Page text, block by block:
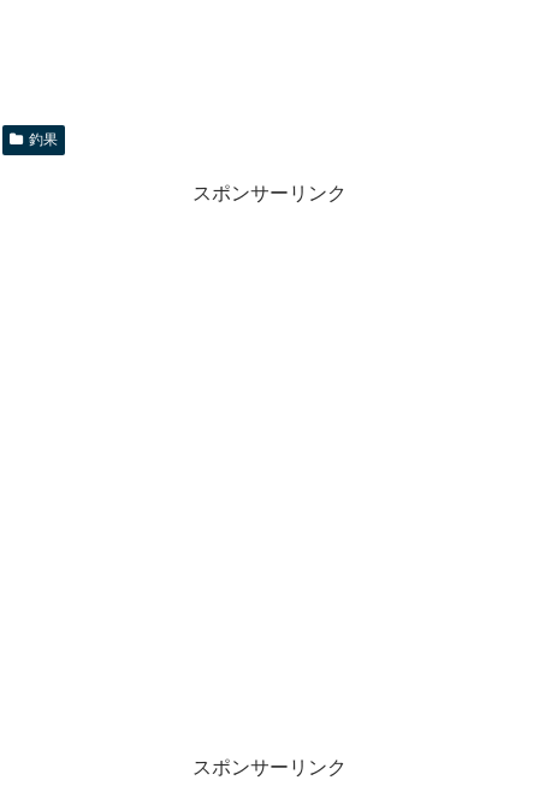
釣果
スポンサーリンク
スポンサーリンク